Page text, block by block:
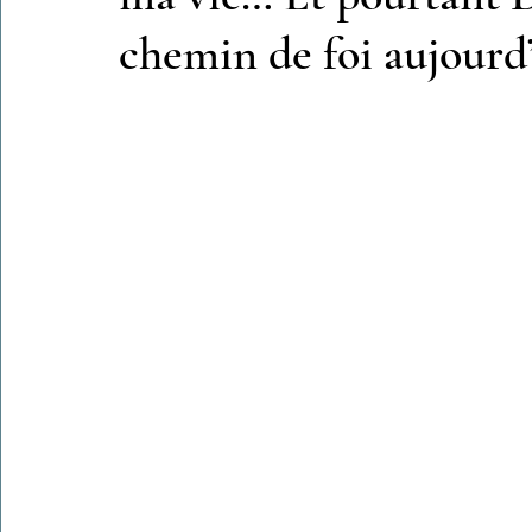
chemin de foi